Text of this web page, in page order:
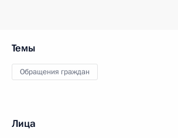
Темы
Обращения граждан
Лица